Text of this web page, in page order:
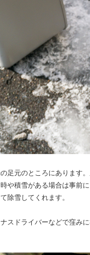
足元のところにあります
や積雪がある場合は事前
除雪してくれます。
スドライバーなどで窪み